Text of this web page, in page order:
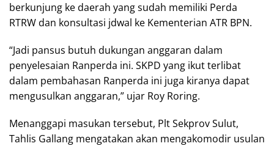
berkunjung ke daerah yang sudah memiliki Perda
RTRW dan konsultasi jdwal ke Kementerian ATR BPN.
“Jadi pansus butuh dukungan anggaran dalam
penyelesaian Ranperda ini. SKPD yang ikut terlibat
dalam pembahasan Ranperda ini juga kiranya dapat
mengusulkan anggaran,” ujar Roy Roring.
Menanggapi masukan tersebut, Plt Sekprov Sulut,
Tahlis Gallang mengatakan akan mengakomodir usulan